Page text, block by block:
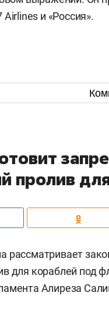
и «Россия».
пролив
рассматривает
для кораблей под
Алиреза